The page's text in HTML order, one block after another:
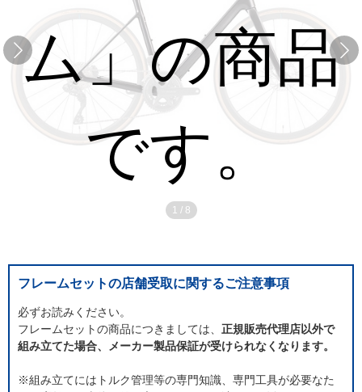
ム」の商品
です。
1 / 8
フレームセットの店舗受取に関するご注意事項
必ずお読みください。
フレームセットの商品につきましては、 正規販売代理店以外で
組み立てた場合、メーカー製品保証が受けられなくなります。
※組み立てにはトルク管理等の専門知識、専門工具が必要なた